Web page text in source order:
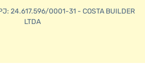
24.617.596/0001-31 - COSTA BUILDER
LTDA